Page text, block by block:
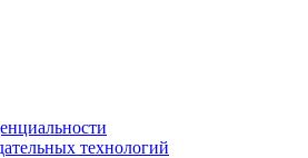
технологий